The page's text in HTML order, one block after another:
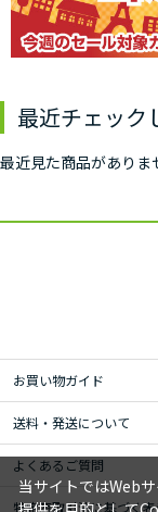
最近チェック
最近見た商品がありま
お買い物ガイド
送料・発送について
よくあるご質問
特定商取引法に基づく表
当サイトではWeb